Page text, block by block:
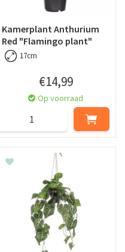
Kamerplant Anthurium
Red "Flamingo plant"
17cm
€14,99
Op voorraad